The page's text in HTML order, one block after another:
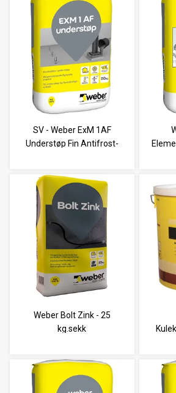
SV - Weber ExM 1AF
Understøp Fin Antifrost-
Weber Bolt Zink - 25
kg.sekk